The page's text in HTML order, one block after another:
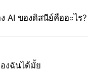
ง AI ของดิสนีย์คืออะไร?
งฉันได้มั้ย